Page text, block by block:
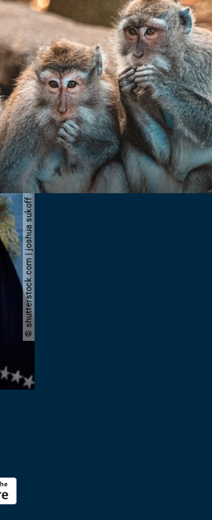
© shutterstock.com | joshua sukoff